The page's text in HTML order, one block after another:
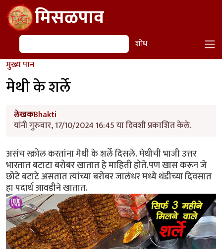
Skip to main contentमिसळपाव
शोध शोध
मुख्य पान
मेथी के शर्ले
लेखकBhakti
यांनी गुरुवार, 17/10/2024 16:45 या दिवशी प्रकाशित केले.
असंच स्क्रोल करतांना मेथी के शर्ले दिसले. मेथीची भाजी उत्तर
भारतात बटाटा बरोबर खातात हे माहिती होते.पण खास करून जे
छोटे बटाटे असतात त्यांच्या बरोबर जालंधर मध्ये थंडीच्या दिवसात
हा पदार्थ आवडीने खातात.